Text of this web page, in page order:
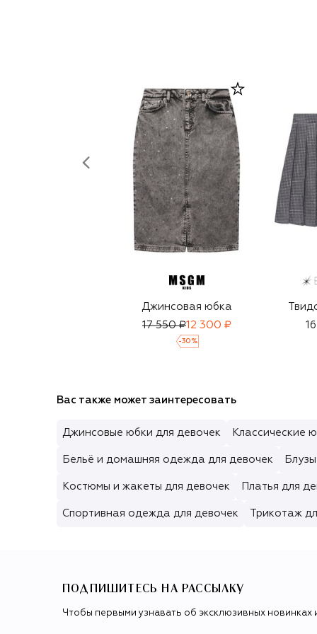
Джинсовая юбка
17 550 ₽12 300 ₽
-30 %
Вас также может заинтересовать
Джинсовые юбки для девочек Классические
Бельё и домашняя одежда для девочек
Костюмы и жакеты для девочек Платья для
Спортивная одежда для девочек Трикотаж
ПОДПИШИТЕСЬ НА РАССЫЛКУ
Чтобы первыми узнавать об эксклюзивных новинках